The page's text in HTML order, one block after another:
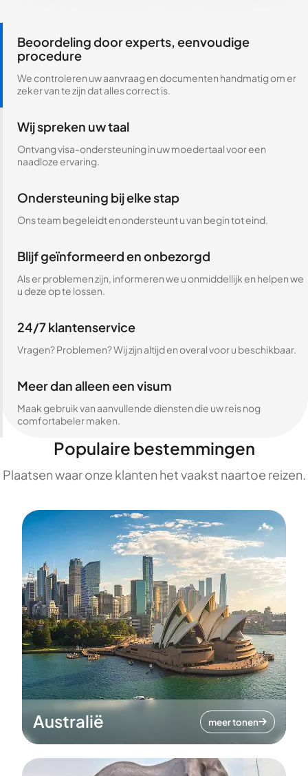
Beoordeling door experts, eenvoudige
procedure
We controleren uw aanvraag en documenten handmatig om er
zeker van te zijn dat alles correct is.
Wij spreken uw taal
Ontvang visa-ondersteuning in uw moedertaal voor een
naadloze ervaring.
Ondersteuning bij elke stap
Ons team begeleidt en ondersteunt u van begin tot eind.
Blijf geïnformeerd en onbezorgd
Als er problemen zijn, informeren we u onmiddellijk en helpen we
u deze op te lossen.
24/7 klantenservice
Vragen? Problemen? Wij zijn altijd en overal voor u beschikbaar.
Meer dan alleen een visum
Maak gebruik van aanvullende diensten die uw reis nog
comfortabeler maken.
Populaire bestemmingen
Plaatsen waar onze klanten het vaakst naartoe reizen.
Australië meer tonen